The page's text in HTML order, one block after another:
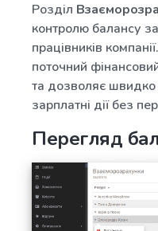
Розділ
контролю балансу
працівників
поточний
та дозволяє швидко
зарплатні дії без
Перегляд